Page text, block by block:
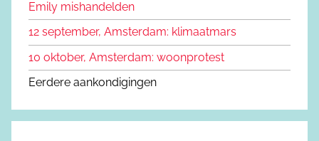
Emily mishandelden
12 september, Amsterdam: klimaatmars
10 oktober, Amsterdam: woonprotest
Eerdere aankondigingen